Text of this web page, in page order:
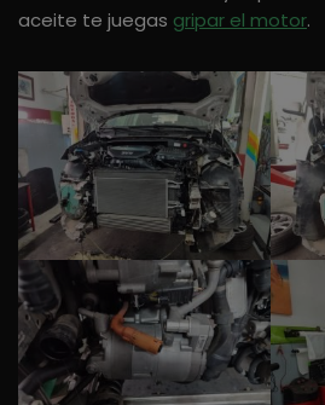
aceite te juegas gripar el motor.